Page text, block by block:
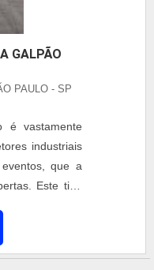
GALPÃO
PAULO - SP
é vastamente
industriais
que a
Este tipo
areia e
DE